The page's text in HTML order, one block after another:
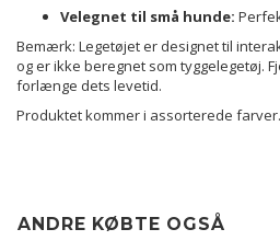
Velegnet til små hunde:
Bemærk: Legetøjet er designet til
og er ikke beregnet som tyggelegetøj.
forlænge dets levetid.
Produktet kommer i assorterede farver.
ANDRE KØBTE OGSÅ